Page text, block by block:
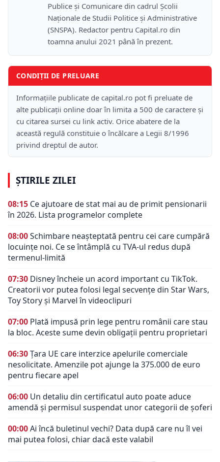
Publice și Comunicare din cadrul Școlii
Naţionale de Studii Politice și Administrative
(SNSPA). Redactor pentru Capital.ro din
toamna anului 2021 până în prezent.
CONDIȚII DE PRELUARE
Informațiile publicate de capital.ro pot fi preluate de
alte publicații online doar în limita a 500 de caractere și
cu citarea sursei cu link activ. Orice abatere de la
această regulă constituie o încălcare a Legii 8/1996
privind dreptul de autor.
ȘTIRILE ZILEI
08:15 Ce ajutoare de stat mai au de primit pensionarii
în 2026. Lista programelor complete
08:00Schimbare neașteptată pentru cei care cumpără
locuințe noi. Ce se întâmplă cu TVA-ul redus după
termenul-limită
07:30 Disney încheie un acord important cu TikTok.
Creatorii vor putea folosi legal secvențe din Star Wars,
Toy Story și Marvel în videoclipuri
07:00 Plată impusă prin lege pentru românii care stau
la bloc. Aceste sume devin obligații pentru proprietari
06:30Țara UE care interzice apelurile comerciale
nesolicitate. Amenzile pot ajunge la 375.000 de euro
pentru fiecare apel
06:00 Un detaliu din certificatul auto poate aduce
amendă și permisul suspendat unor categorii de șoferi
00:00Ai încă buletinul vechi? Data după care nu îl vei
mai putea folosi, chiar dacă este valabil